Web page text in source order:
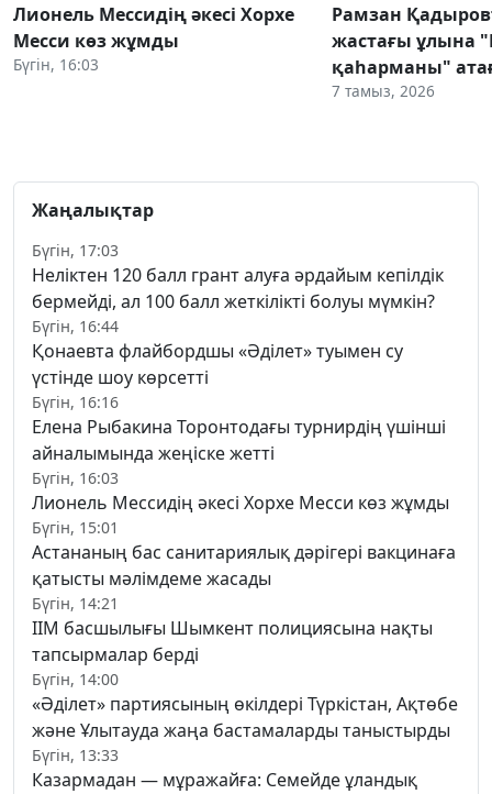
Лионель Мессидің әкесі Хорхе
Месси көз жұмды
Бүгін, 16:03
Рамзан
жастағы ұлына
қаһарманы"
7 тамыз, 2026
Жаңалықтар
Бүгін, 17:03
Неліктен 120 балл грант алуға әрдайым кепілдік
бермейді, ал 100 балл жеткілікті болуы мүмкін?
Бүгін, 16:44
Қонаевта флайбордшы «Әділет» туымен су
үстінде шоу көрсетті
Бүгін, 16:16
Елена Рыбакина Торонтодағы турнирдің үшінші
айналымында жеңіске жетті
Бүгін, 16:03
Лионель Мессидің әкесі Хорхе Месси көз жұмды
Бүгін, 15:01
Астананың бас санитариялық дәрігері вакцинаға
қатысты мәлімдеме жасады
Бүгін, 14:21
ІІМ басшылығы Шымкент полициясына нақты
тапсырмалар берді
Бүгін, 14:00
«Әділет» партиясының өкілдері Түркістан, Ақтөбе
және Ұлытауда жаңа бастамаларды таныстырды
Бүгін, 13:33
Казармадан — мұражайға: Семейде ұландық